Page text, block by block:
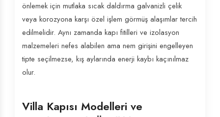
önlemek için mutlaka sıcak daldırma galvanizli çelik
veya korozyona karşı özel işlem görmüş alaşımlar tercih
edilmelidir. Aynı zamanda kapı fitilleri ve izolasyon
malzemeleri nefes alabilen ama nem girişini engelleyen
tipte seçilmezse, kış aylarında enerji kaybı kaçınılmaz
olur.
Villa Kapısı Modelleri ve